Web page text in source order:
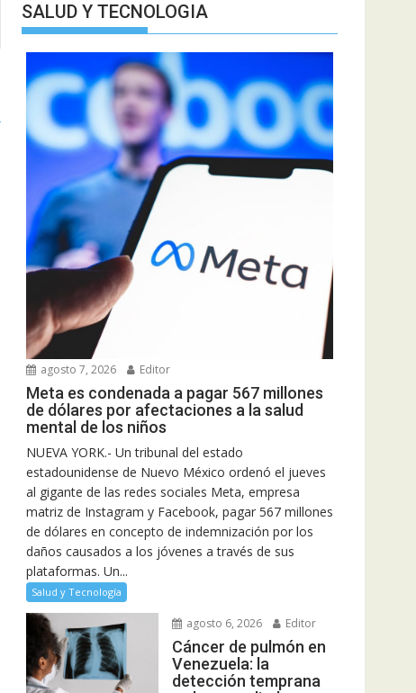
SALUD Y TECNOLOGIA
agosto 7, 2026 Editor
Meta es condenada a pagar 567 millones
de dólares por afectaciones a la salud
mental de los niños
NUEVA YORK.- Un tribunal del estado
estadounidense de Nuevo México ordenó el jueves
al gigante de las redes sociales Meta, empresa
matriz de Instagram y Facebook, pagar 567 millones
de dólares en concepto de indemnización por los
daños causados a los jóvenes a través de sus
plataformas. Un...
Salud y Tecnología
agosto 6, 2026 Editor
Cáncer de pulmón en
Venezuela: la
detección temprana